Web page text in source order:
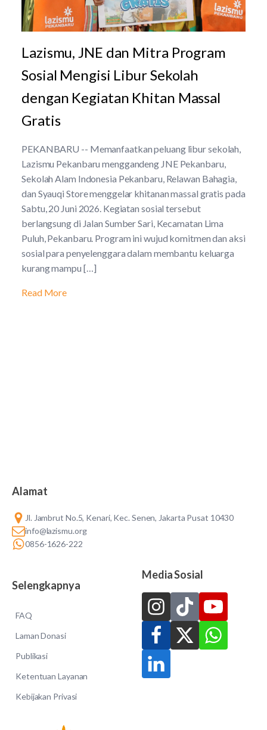
Lazismu, JNE dan Mitra Program
Sosial Mengisi Libur Sekolah
dengan Kegiatan Khitan Massal
Gratis
PEKANBARU -- Memanfaatkan peluang libur sekolah,
Lazismu Pekanbaru menggandeng JNE Pekanbaru,
Sekolah Alam Indonesia Pekanbaru, Relawan Bahagia,
dan Syauqi Store menggelar khitanan massal gratis pada
Sabtu, 20 Juni 2026. Kegiatan sosial tersebut
berlangsung di Jalan Sumber Sari, Kecamatan Lima
Puluh, Pekanbaru. Program ini wujud komitmen dan aksi
sosial para penyelenggara dalam membantu keluarga
kurang mampu […]
Read More
Alamat
Jl. Jambrut No.5, Kenari, Kec. Senen, Jakarta Pusat 10430
info@lazismu.org
0856-1626-222
Selengkapnya
FAQ
Laman Donasi
Publikasi
Ketentuan Layanan
Kebijakan Privasi
Media Sosial